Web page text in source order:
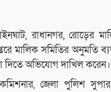
রাধানগর, রোড়ের
মালিক সমিতির অনুমতি
দিতে অভিযোগ দাখিল করেন।
জেলা পুলিশ